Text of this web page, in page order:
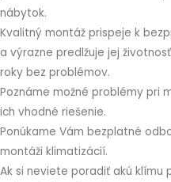
nábytok.
Kvalitný montáž prispeje k
a výrazne predlžuje jej
roky bez problémov.
Poznáme možné problémy pri
ich vhodné riešenie.
Ponúkame Vám bezplatné
montáži klimatizácií.
Ak si neviete poradiť akú klímu